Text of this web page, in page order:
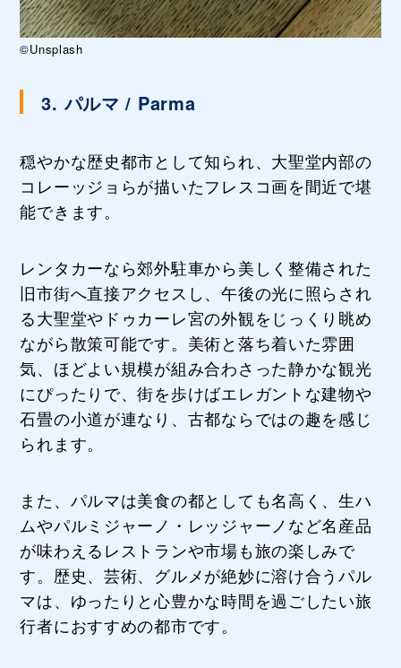
©Unsplash
3. パルマ / Parma
穏やかな歴史都市として知られ、大聖堂内部の
コレーッジョらが描いたフレスコ画を間近で堪
能できます。
レンタカーなら郊外駐車から美しく整備された
旧市街へ直接アクセスし、午後の光に照らされ
る大聖堂やドゥカーレ宮の外観をじっくり眺め
ながら散策可能です。美術と落ち着いた雰囲
気、ほどよい規模が組み合わさった静かな観光
にぴったりで、街を歩けばエレガントな建物や
石畳の小道が連なり、古都ならではの趣を感じ
られます。
また、パルマは美食の都としても名高く、生ハ
ムやパルミジャーノ・レッジャーノなど名産品
が味わえるレストランや市場も旅の楽しみで
す。歴史、芸術、グルメが絶妙に溶け合うパル
マは、ゆったりと心豊かな時間を過ごしたい旅
行者におすすめの都市です。